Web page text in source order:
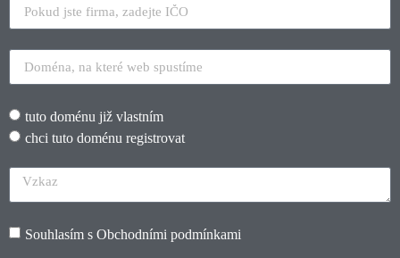
tuto doménu již vlastním
chci tuto doménu registrovat
Souhlasím s Obchodními podmínkami